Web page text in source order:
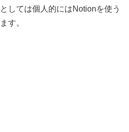
しては個人的にはNotionを使う
す。